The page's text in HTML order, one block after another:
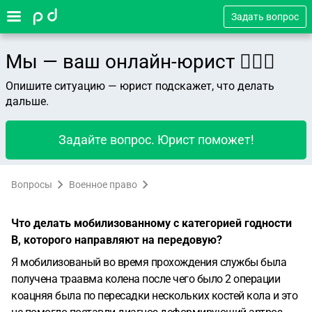
Задать вопрос
Мы — ваш онлайн-юрист 👨🏻‍⚖️
Опишите ситуацию — юрист подскажет, что делать
дальше.
Задайте вопрос. Юрист поможет!
Вопросы Военное право
Что делать мобилизованному с категорией годности
В, которого направляют на передовую?
Я мобилизованый во время прохождения службы была
получена траавма колена после чего было 2 операции
коацняя была по пересадки нескольких костей кола и это